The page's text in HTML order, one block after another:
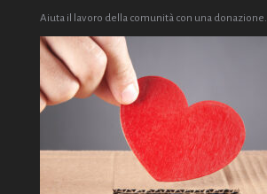
Aiuta il lavoro della comunità con una donazione.